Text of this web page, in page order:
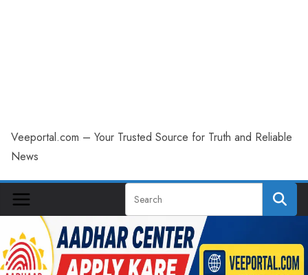
Veeportal.com – Your Trusted Source for Truth and Reliable
News